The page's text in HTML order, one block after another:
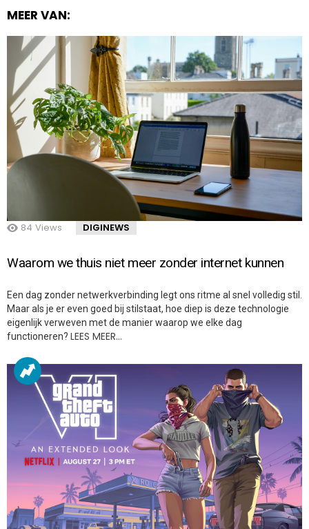
MEER VAN:
84 Views DIGINEWS
Waarom we thuis niet meer zonder internet kunnen
Een dag zonder netwerkverbinding legt ons ritme al snel volledig stil.
Maar als je er even goed bij stilstaat, hoe diep is deze technologie
eigenlijk verweven met de manier waarop we elke dag
functioneren? LEES MEER…